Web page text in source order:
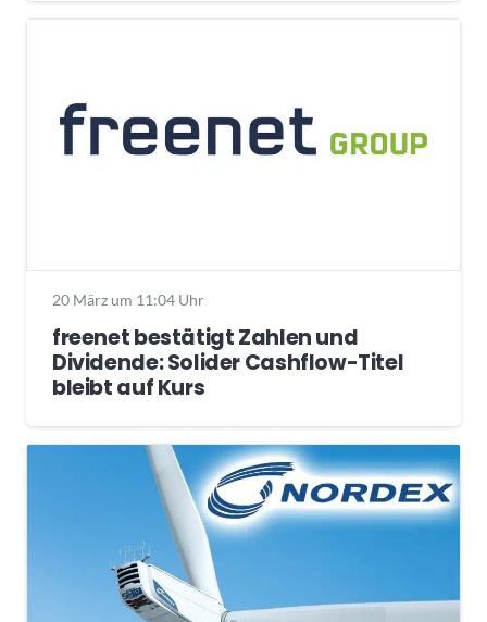
20 März um 11:04 Uhr
freenet bestätigt Zahlen und
Dividende: Solider Cashflow-Titel
bleibt auf Kurs